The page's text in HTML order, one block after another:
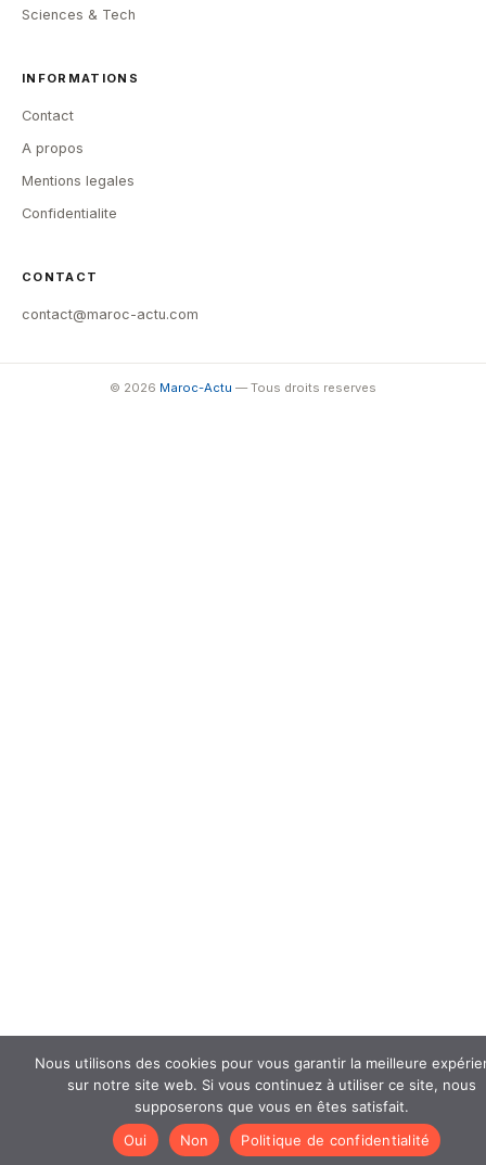
Sciences & Tech
INFORMATIONS
Contact
A propos
Mentions legales
Confidentialite
CONTACT
contact@maroc-actu.com
© 2026 Maroc-Actu — Tous droits reserves
Nous utilisons des cookies pour vous garantir la meilleure
sur notre site web. Si vous continuez à utiliser ce site, nous
supposerons que vous en êtes satisfait.
Oui
Non Politique de confidentialité